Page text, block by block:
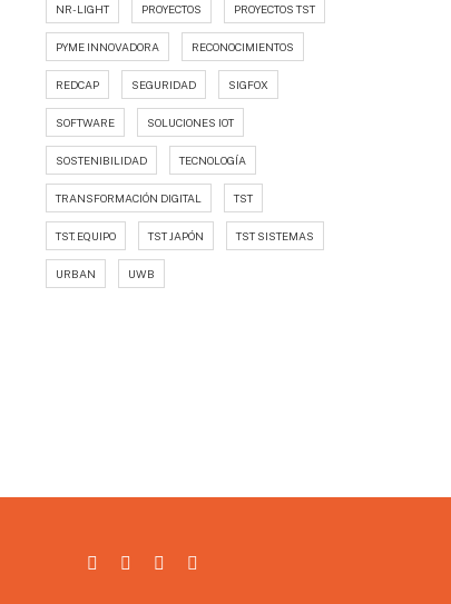
NR-LIGHT PROYECTOS PROYECTOS TST
PYME INNOVADORA RECONOCIMIENTOS
REDCAP SEGURIDAD SIGFOX
SOFTWARE SOLUCIONES IOT
SOSTENIBILIDAD TECNOLOGÍA
TRANSFORMACIÓN DIGITAL TST
TST. EQUIPO TST JAPÓN TST SISTEMAS
URBAN UWB